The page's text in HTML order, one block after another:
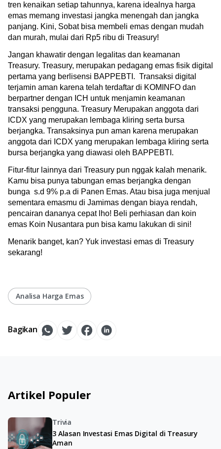
tren kenaikan setiap tahunnya, karena idealnya harga
emas memang investasi jangka menengah dan jangka
panjang. Kini, Sobat bisa membeli emas dengan mudah
dan murah, mulai dari Rp5 ribu di Treasury!
Jangan khawatir dengan legalitas dan keamanan
Treasury. Treasury, merupakan pedagang emas fisik digital
pertama yang berlisensi BAPPEBTI.  Transaksi digital
terjamin aman karena telah terdaftar di KOMINFO dan
berpartner dengan ICH untuk menjamin keamanan
transaksi pengguna. Treasury Merupakan anggota dari
ICDX yang merupakan lembaga kliring serta bursa
berjangka. Transaksinya pun aman karena merupakan
anggota dari ICDX yang merupakan lembaga kliring serta
bursa berjangka yang diawasi oleh BAPPEBTI.
Fitur-fitur lainnya dari Treasury pun nggak kalah menarik.
Kamu bisa punya tabungan emas berjangka dengan
bunga  s.d 9% p.a di Panen Emas. Atau bisa juga menjual
sementara emasmu di Jamimas dengan biaya rendah,
pencairan dananya cepat lho! Beli perhiasan dan koin
emas Koin Nusantara pun bisa kamu lakukan di sini!
Menarik banget, kan? Yuk investasi emas di Treasury
sekarang!
Analisa Harga Emas
Bagikan
Artikel Populer
Trivia
3 Alasan Investasi Emas Digital di Treasury
Aman